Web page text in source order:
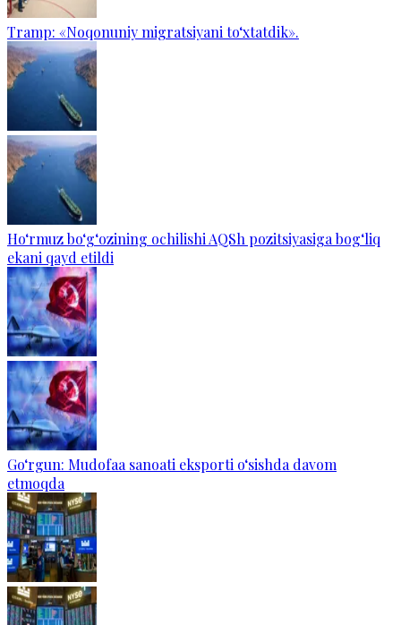
Tramp: «Noqonuniy migratsiyani to‘xtatdik».
Ho‘rmuz bo‘g‘ozining ochilishi AQSh pozitsiyasiga bog‘liq
ekani qayd etildi
Go‘rgun: Mudofaa sanoati eksporti o‘sishda davom
etmoqda